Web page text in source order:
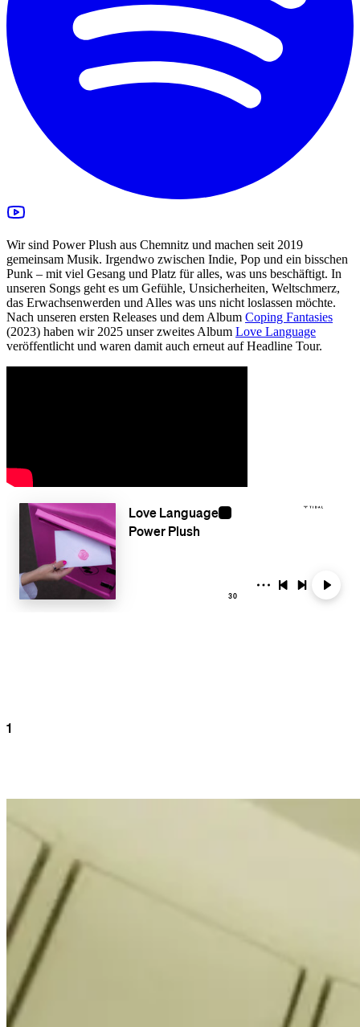
Wir sind Power Plush aus Chemnitz und machen seit 2019
gemeinsam Musik. Irgendwo zwischen Indie, Pop und ein bisschen
Punk – mit viel Gesang und Platz für alles, was uns beschäftigt. In
unseren Songs geht es um Gefühle, Unsicherheiten, Weltschmerz,
das Erwachsenwerden und Alles was uns nicht loslassen möchte.
Nach unseren ersten Releases und dem Album Coping Fantasies
(2023) haben wir 2025 unser zweites Album Love Language
veröffentlicht und waren damit auch erneut auf Headline Tour.